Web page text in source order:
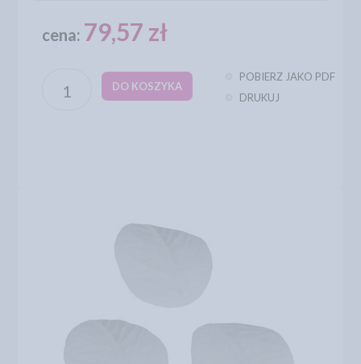
cena: 79,57 zł
DO KOSZYKA
POBIERZ JAKO PDF
DRUKUJ